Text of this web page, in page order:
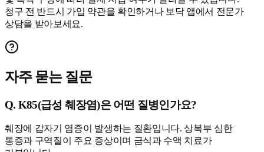
청구 전 반드시 가입 약관을 확인하거나 보닥 앱에서 전문가
상담을 받아보세요.
자주 묻는 질문
Q. K85(급성 췌장염)은 어떤 질병인가요?
췌장에 갑자기 염증이 발생하는 질환입니다. 상복부 심한
통증과 구역질이 주요 증상이며 금식과 수액 치료가